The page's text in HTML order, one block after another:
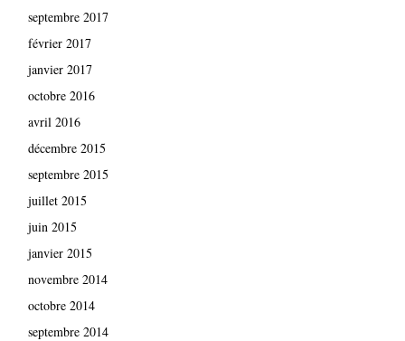
septembre 2017
février 2017
janvier 2017
octobre 2016
avril 2016
décembre 2015
septembre 2015
juillet 2015
juin 2015
janvier 2015
novembre 2014
octobre 2014
septembre 2014